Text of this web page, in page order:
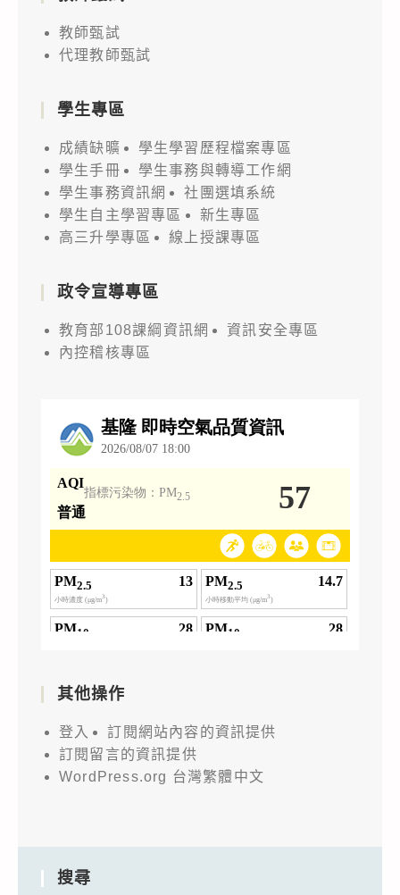
教師甄試
代理教師甄試
學生專區
成績缺曠
學生學習歷程檔案專區
學生手冊
學生事務與轉導工作網
學生事務資訊網
社團選填系統
學生自主學習專區
新生專區
高三升學專區
線上授課專區
政令宣導專區
教育部108課綱資訊網
資訊安全專區
內控稽核專區
其他操作
登入
訂閱網站內容的資訊提供
訂閱留言的資訊提供
WordPress.org 台灣繁體中文
搜尋